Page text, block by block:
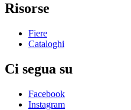
Risorse
Fiere
Cataloghi
Ci segua su
Facebook
Instagram